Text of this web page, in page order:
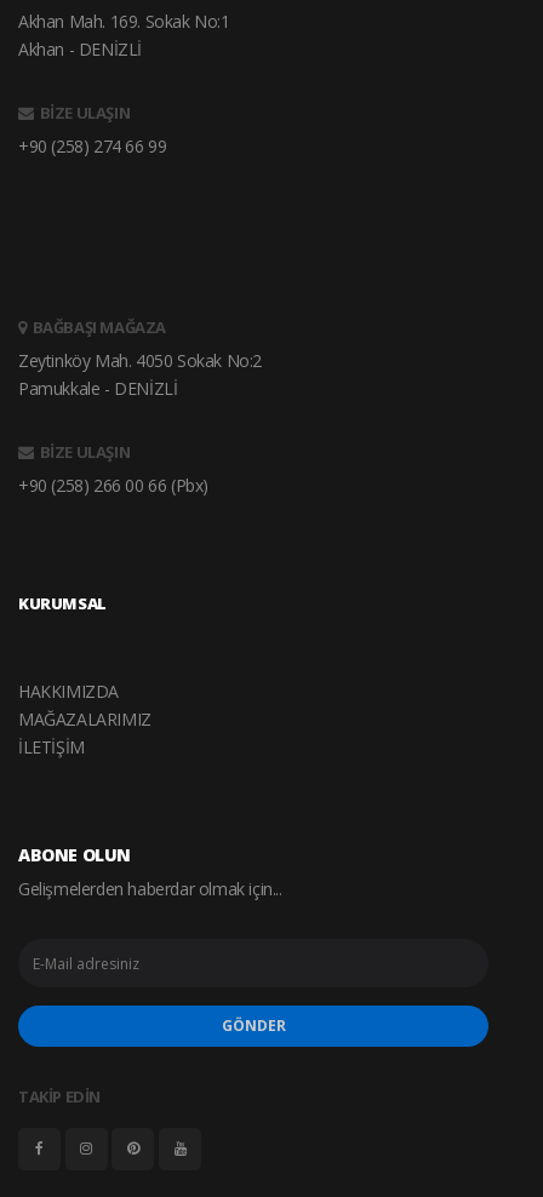
Akhan Mah. 169. Sokak No:1
Akhan - DENİZLİ
BİZE ULAŞIN
+90 (258) 274 66 99
BAĞBAŞI MAĞAZA
Zeytinköy Mah. 4050 Sokak No:2
Pamukkale - DENİZLİ
BİZE ULAŞIN
+90 (258) 266 00 66 (Pbx)
KURUMSAL
HAKKIMIZDA
MAĞAZALARIMIZ
İLETİŞİM
ABONE OLUN
Gelişmelerden haberdar olmak için...
GÖNDER
TAKİP EDİN